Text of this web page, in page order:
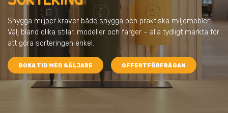
Snygga miljöer kräver både snygga och praktiska miljömöbler.
Välj bland olika stilar, modeller och färger – alla tydligt märkta för
att göra sorteringen enkel.
BOKA TID MED SÄLJARE OFFERTFÖRFRÅGAN